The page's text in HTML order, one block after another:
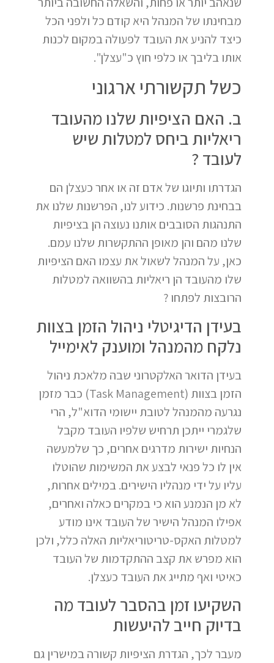
מבחינתו של המנהל היא קודם כל ולפני הכל
כיצד להניע את העובד לפעולה במקום לכנות
אותו בליבך או כלפי חוץ כ"עצלן".
כשל תקשורתי ארגוני
ב. האם הציפיות שלנו מהעובד
ריאליות ביחס למטלות שיש
לעובד ?
הגדרתו ותיוגו של אדם זה או אחר כעצלן הם
בבחינת פרשנות. כידוע לנו, הפרשנות שלנו את
התנהגות הסובבים אותנו נעוצה הן בציפיות
שלנו מהם והן מאופן ההתקשרות שלנו עמם.
כאן, על המנהל לשאול את עצמו האם הציפיות
שלו מהעובד הן ריאליות בהשוואה למטלות
הרובצות לפתחו ?
בעידן הדיגיטלי ניהול הזמן בצוות
נלקח מהמנהל ומוענק לאימייל
בעידן הדואר האלקטרוני שבה מלאכת ניהול
הזמן בצוות (Task Management) כבר מזמן
נגרעה מהמנהל לטובת יישומי הדוא"ל, הרי
שלגמרי ייתכן תרחיש שלפיו העובד מקבל
הנחיות ישירות מדרגים אחרים, כך שלמעשה
אין לו כל פנאי לבצע את המשימות שהוטלו
עליו על ידי מנהליו הישירים. במילים אחרות,
לא מן הנמנע הוא כי במקרים כאלה ואחרים,
אפילו המנהל הישיר של העובד אינו מודע
למטלות האקס-טריטוריאליות האלה כלל, ולכן
הוא מפרש את קצב ההתקדמות של העובד
כאיטי ואף מתייג את העובד כעצלן.
השקיעו זמן בהסבר לעובד מה
בדיוק חייב להיעשות
מעבר לכך, הגדרת הציפיות קשורה במישרין גם